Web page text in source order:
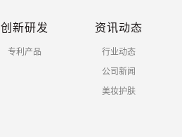
创新研发
专利产品
资讯动态
行业动态
公司新闻
美妆护肤